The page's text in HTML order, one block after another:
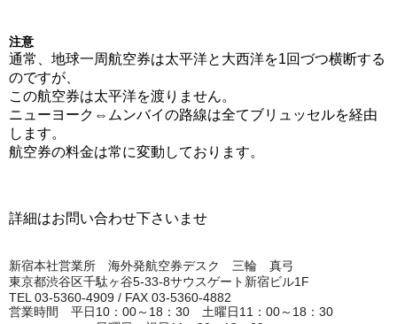
注意
通常、地球一周航空券は太平洋と大西洋を1回づつ横断する
のですが、
この航空券は太平洋を渡りません。
ニューヨーク⇔ムンバイの路線は全てブリュッセルを経由
します。
航空券の料金は常に変動しております。
詳細はお問い合わせ下さいませ
新宿本社営業所 海外発航空券デスク 三輪 真弓
東京都渋谷区千駄ヶ谷5-33-8サウスゲート新宿ビル1F
TEL 03-5360-4909 / FAX 03-5360-4882
営業時間 平日10：00～18：30 土曜日11：00～18：30